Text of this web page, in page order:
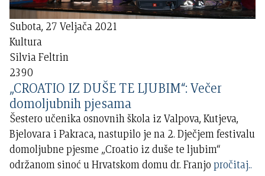
Subota, 27 Veljača 2021
Kultura
Silvia Feltrin
2390
„CROATIO IZ DUŠE TE LJUBIM“: Večer
domoljubnih pjesama
Šestero učenika osnovnih škola iz Valpova, Kutjeva,
Bjelovara i Pakraca, nastupilo je na 2. Dječjem festivalu
domoljubne pjesme „Croatio iz duše te ljubim“
održanom sinoć u Hrvatskom domu dr. Franjopročitaj..